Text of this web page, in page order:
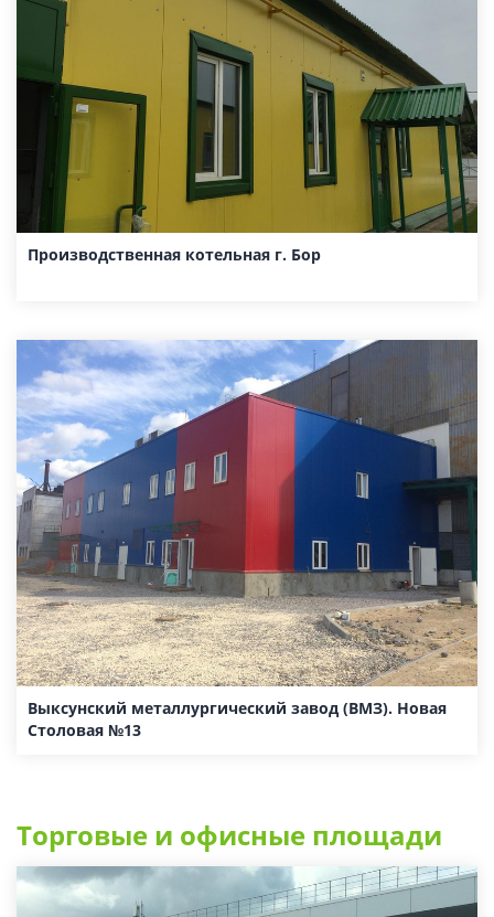
Производственная котельная г. Бор
Выксунский металлургический завод (ВМЗ). Новая
Столовая №13
Торговые и офисные площади